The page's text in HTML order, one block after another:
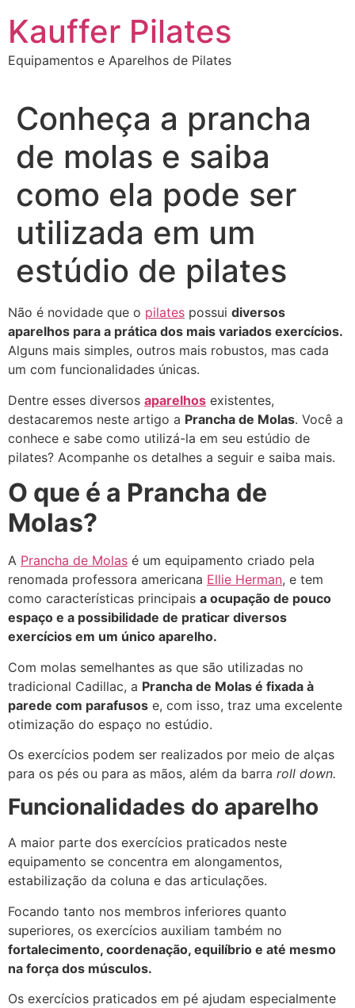
para
conteúdo
Kauffer Pilates
Equipamentos e Aparelhos de Pilates
Conheça a prancha
de molas e saiba
como ela pode ser
utilizada em um
estúdio de pilates
Não é novidade que o pilates possui diversos
aparelhos para a prática dos mais variados exercícios.
Alguns mais simples, outros mais robustos, mas cada
um com funcionalidades únicas.
Dentre esses diversos aparelhos existentes,
destacaremos neste artigo a Prancha de Molas. Você a
conhece e sabe como utilizá-la em seu estúdio de
pilates? Acompanhe os detalhes a seguir e saiba mais.
O que é a Prancha de
Molas?
A Prancha de Molas é um equipamento criado pela
renomada professora americana Ellie Herman, e tem
como características principais a ocupação de pouco
espaço e a possibilidade de praticar diversos
exercícios em um único aparelho.
Com molas semelhantes as que são utilizadas no
tradicional Cadillac, a Prancha de Molas é fixada à
parede com parafusos e, com isso, traz uma excelente
otimização do espaço no estúdio.
Os exercícios podem ser realizados por meio de alças
para os pés ou para as mãos, além da barra roll down.
Funcionalidades do aparelho
A maior parte dos exercícios praticados neste
equipamento se concentra em alongamentos,
estabilização da coluna e das articulações.
Focando tanto nos membros inferiores quanto
superiores, os exercícios auxiliam também no
fortalecimento, coordenação, equilíbrio e até mesmo
na força dos músculos.
Os exercícios praticados em pé ajudam especialmente